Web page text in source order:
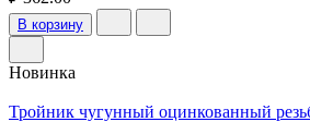
В корзину
Новинка
Тройник чугунный оцинкованный